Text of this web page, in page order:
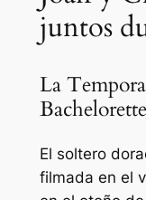
juntos
La
El soltero
filmada en el